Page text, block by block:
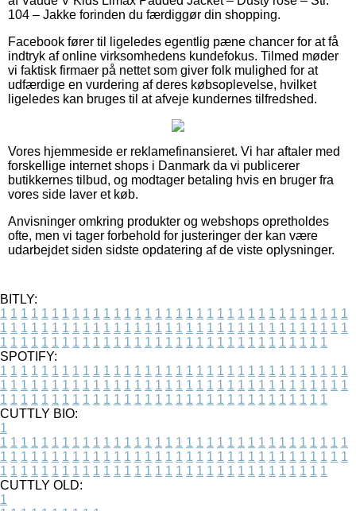
104 – Jakke forinden du færdiggør din shopping.
Facebook fører til ligeledes egentlig pæne chancer for at få
indtryk af online virksomhedens kundefokus. Tilmed møder
vi faktisk firmaer på nettet som giver folk mulighed for at
udfærdige en vurdering af deres købsoplevelse, hvilket
ligeledes kan bruges til at afveje kundernes tilfredshed.
Vores hjemmeside er reklamefinansieret. Vi har aftaler med
forskellige internet shops i Danmark da vi publicerer
butikkernes tilbud, og modtager betaling hvis en bruger fra
vores side laver et køb.
Anvisninger omkring produkter og webshops opretholdes
ofte, men vi tager forbehold for justeringer der kan være
udarbejdet siden sidste opdatering af de viste oplysninger.
BITLY:
1 1 1 1 1 1 1 1 1 1 1 1 1 1 1 1 1 1 1 1 1 1 1 1 1 1 1 1 1 1 1 1 1 1
1 1 1 1 1 1 1 1 1 1 1 1 1 1 1 1 1 1 1 1 1 1 1 1 1 1 1 1 1 1 1 1 1 1
1 1 1 1 1 1 1 1 1 1 1 1 1 1 1 1 1 1 1 1 1 1 1 1 1 1 1 1 1 1 1 1
SPOTIFY:
1 1 1 1 1 1 1 1 1 1 1 1 1 1 1 1 1 1 1 1 1 1 1 1 1 1 1 1 1 1 1 1 1 1
1 1 1 1 1 1 1 1 1 1 1 1 1 1 1 1 1 1 1 1 1 1 1 1 1 1 1 1 1 1 1 1 1 1
1 1 1 1 1 1 1 1 1 1 1 1 1 1 1 1 1 1 1 1 1 1 1 1 1 1 1 1 1 1 1 1
CUTTLY BIO:
1
1 1 1 1 1 1 1 1 1 1 1 1 1 1 1 1 1 1 1 1 1 1 1 1 1 1 1 1 1 1 1 1 1 1
1 1 1 1 1 1 1 1 1 1 1 1 1 1 1 1 1 1 1 1 1 1 1 1 1 1 1 1 1 1 1 1 1 1
1 1 1 1 1 1 1 1 1 1 1 1 1 1 1 1 1 1 1 1 1 1 1 1 1 1 1 1 1 1 1 1
CUTTLY OLD:
1